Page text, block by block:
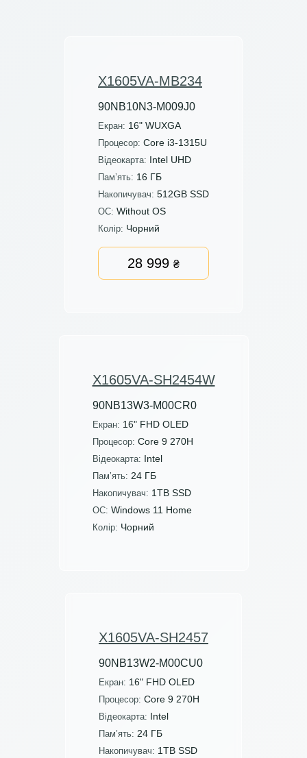
X1605VA-MB234
90NB10N3-M009J0
Екран: 16" WUXGA
Процесор: Core i3-1315U
Відеокарта: Intel UHD
Пам’ять: 16 ГБ
Накопичувач: 512GB SSD
ОС: Without OS
Колір: Чорний
28 999 ₴
X1605VA-SH2454W
90NB13W3-M00CR0
Екран: 16" FHD OLED
Процесор: Core 9 270H
Відеокарта: Intel
Пам’ять: 24 ГБ
Накопичувач: 1TB SSD
ОС: Windows 11 Home
Колір: Чорний
X1605VA-SH2457
90NB13W2-M00CU0
Екран: 16" FHD OLED
Процесор: Core 9 270H
Відеокарта: Intel
Пам’ять: 24 ГБ
Накопичувач: 1TB SSD